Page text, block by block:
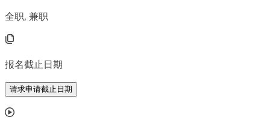
全职, 兼职
报名截止日期
请求申请截止日期